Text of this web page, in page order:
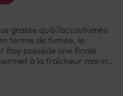
grasse qu’à l’accoutumée
terme de fumée, le
Bay possède une finale
à la fraîcheur marine
d’encore mieux